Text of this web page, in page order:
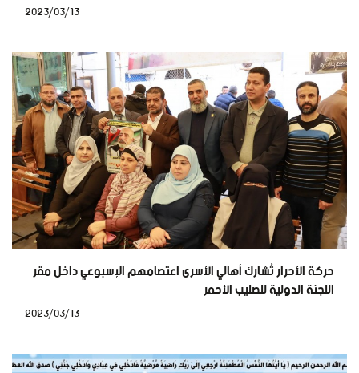
حركة الأحرار تُشارك أهالي الأسرى اعتصامهم الإسبوعي داخل مقر
اللجنة الدولية للصليب الأحمر